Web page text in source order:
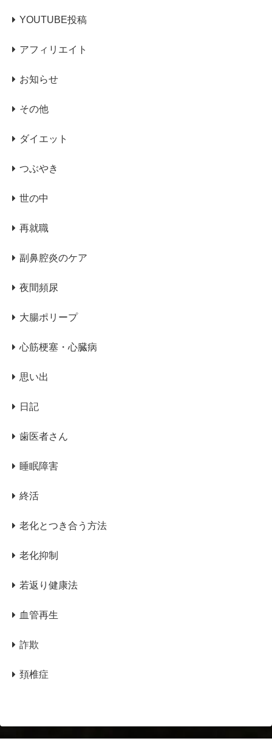
YOUTUBE投稿
アフィリエイト
お知らせ
その他
ダイエット
つぶやき
世の中
再就職
副鼻腔炎のケア
夜間頻尿
大腸ポリープ
心筋梗塞・心臓病
思い出
日記
歯医者さん
睡眠障害
終活
老化とつき合う方法
老化抑制
若返り健康法
血管再生
詐欺
頚椎症